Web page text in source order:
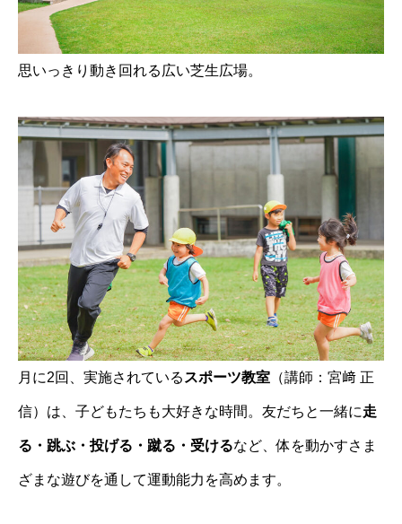
思いっきり動き回れる広い芝生広場。
月に2回、実施されている スポーツ教室 （講師：宮﨑 正
信）は、子どもたちも大好きな時間。友だちと一緒に走
る・跳ぶ・投げる・蹴る・受けるなど、体を動かすさま
ざまな遊びを通して運動能力を高めます。